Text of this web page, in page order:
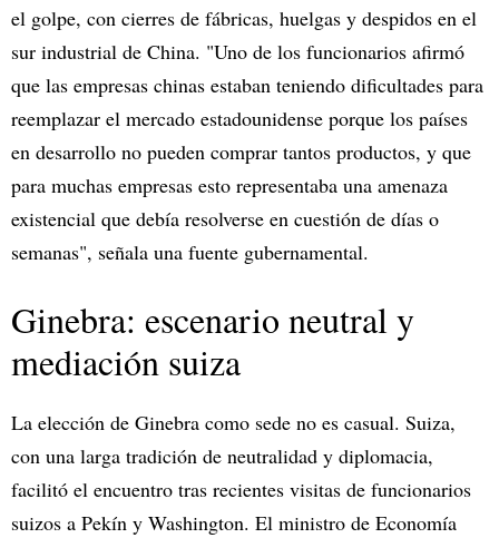
el golpe, con cierres de fábricas, huelgas y despidos en el
sur industrial de China. "Uno de los funcionarios afirmó
que las empresas chinas estaban teniendo dificultades para
reemplazar el mercado estadounidense porque los países
en desarrollo no pueden comprar tantos productos, y que
para muchas empresas esto representaba una amenaza
existencial que debía resolverse en cuestión de días o
semanas", señala una fuente gubernamental.
Ginebra: escenario neutral y
mediación suiza
La elección de Ginebra como sede no es casual. Suiza,
con una larga tradición de neutralidad y diplomacia,
facilitó el encuentro tras recientes visitas de funcionarios
suizos a Pekín y Washington. El ministro de Economía